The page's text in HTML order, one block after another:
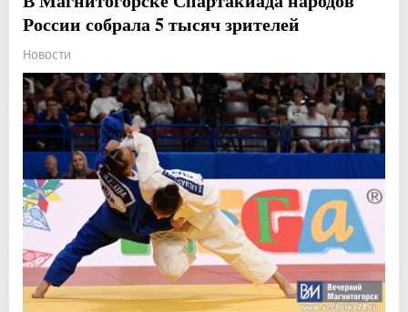
России собрала 5 тысяч зрителей
Новости